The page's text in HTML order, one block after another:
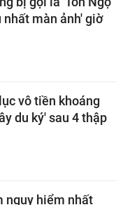
nhất màn ảnh' giờ
vô tiền khoáng
du ký' sau 4 thập
nguy hiểm nhất